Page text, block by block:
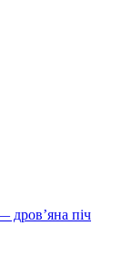
піч